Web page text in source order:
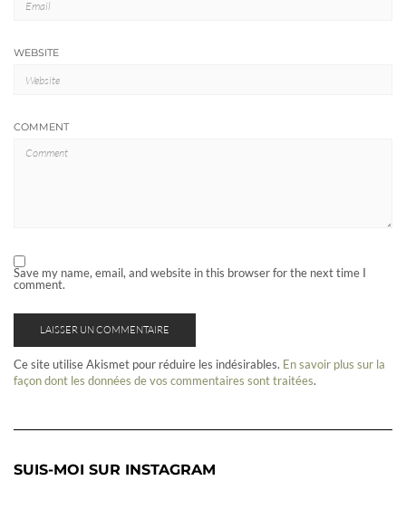
WEBSITE
COMMENT
Save my name, email, and website in this browser for the next time I
comment.
Ce site utilise Akismet pour réduire les indésirables. En savoir plus sur la
façon dont les données de vos commentaires sont traitées.
SUIS-MOI SUR INSTAGRAM